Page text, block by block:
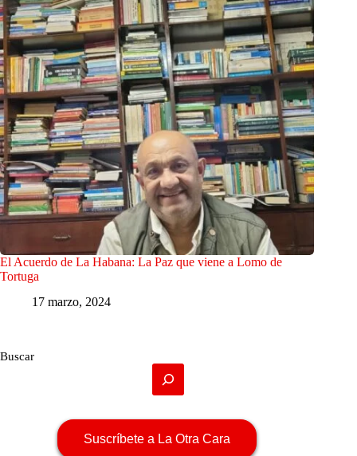
El Acuerdo de La Habana: La Paz que viene a Lomo de
Tortuga
17 marzo, 2024
Buscar
Suscríbete a La Otra Cara